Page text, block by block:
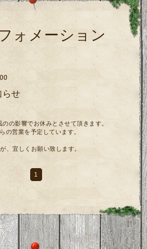
ォメーション
らせ
の影響でお休みとさせて頂きます。
の営業を予定しています。
、宜しくお願い致します。
1